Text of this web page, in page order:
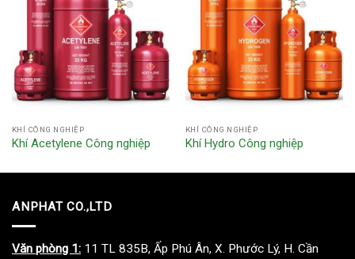
KHÍ CÔNG NGHIỆP
Khí Acetylene Công nghiệp
KHÍ CÔNG NGHIỆP
Khí Hydro Công nghiệp
ANPHAT CO.,LTD
Văn phòng 1: 11 TL 835B, Ấp Phú Ân, X. Phước Lý, H. Cần